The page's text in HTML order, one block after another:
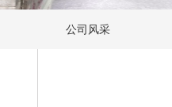
公司风采